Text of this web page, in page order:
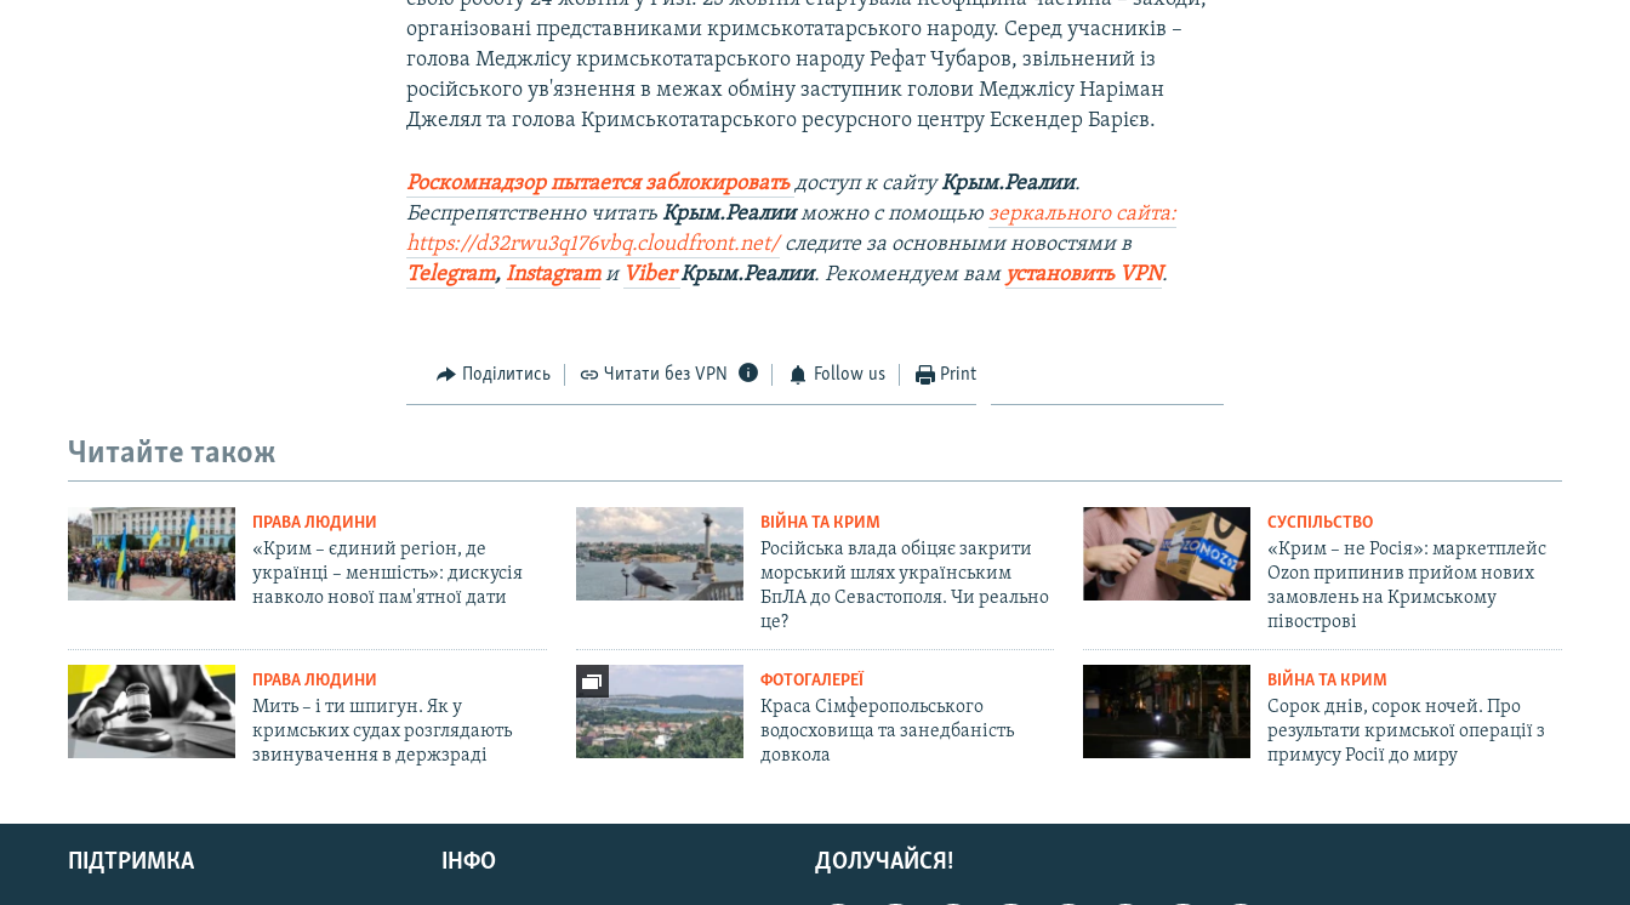
Русский
Qırımtatar
організовані представниками кримськотатарського народу. Серед учасників –
голова Меджлісу кримськотатарського народу Рефат Чубаров, звільнений із
російського ув'язнення в межах обміну заступник голови Меджлісу Наріман
Джелял та голова Кримськотатарського ресурсного центру Ескендер Барієв.
Роскомнадзор пытается заблокировать доступ к сайтуКрым.Реалии.
Беспрепятственно читатьКрым.Реалииможно с помощьюзеркального сайта:
https://d32rwu3q176vbq.cloudfront.net/ следите за основными новостями в
Telegram,Instagramи Viber Крым.Реалии. Рекомендуем вам установить VPN.
Поділитись Читати без VPN Follow us Print
Читайте також
ПРАВА ЛЮДИНИ
«Крим – єдиний регіон, де
українці – меншість»: дискусія
навколо нової пам'ятної дати
ВІЙНА ТА КРИМ
Російська влада обіцяє закрити
морський шлях українським
БпЛА до Севастополя. Чи реально
це?
СУСПІЛЬСТВО
«Крим – не Росія»: маркетплейс
Ozon припинив прийом нових
замовлень на Кримському
півострові
ПРАВА ЛЮДИНИ
Мить – і ти шпигун. Як у
кримських судах розглядають
звинувачення в держзраді
ФОТОГАЛЕРЕЇ
Краса Сімферопольського
водосховища та занедбаність
довкола
ВІЙНА ТА КРИМ
Сорок днів, сорок ночей. Про
результати кримської операції з
примусу Росії до миру
ДОЛУЧАЙСЯ!
ПІДТРИМКА ІНФО